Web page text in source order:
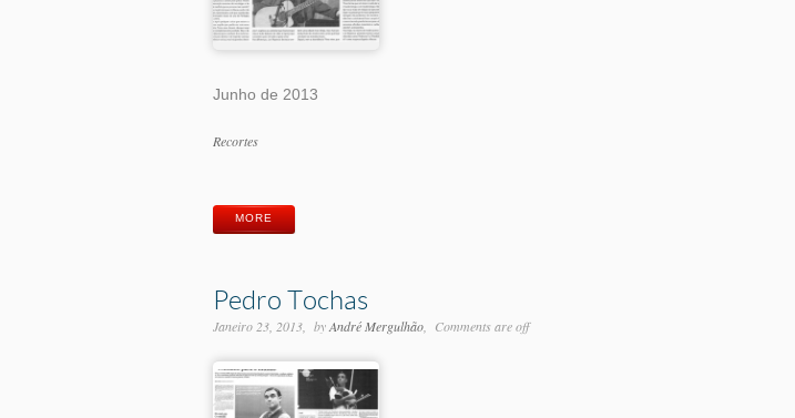
Junho de 2013
Categorias
Recortes
MORE
Pedro Tochas
Janeiro 23, 2013 byAndré Mergulhão Comments are off